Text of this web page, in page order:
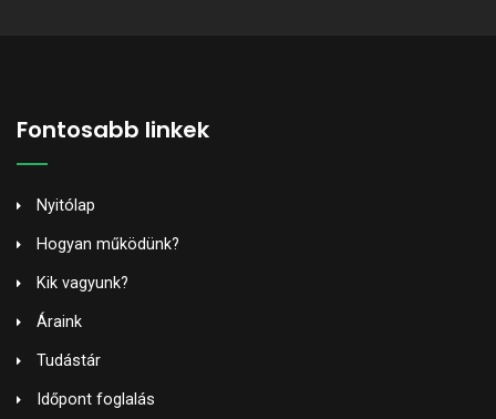
Fontosabb linkek
Nyitólap
Hogyan működünk?
Kik vagyunk?
Áraink
Tudástár
Időpont foglalás